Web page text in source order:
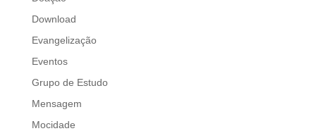
Download
Evangelização
Eventos
Grupo de Estudo
Mensagem
Mocidade